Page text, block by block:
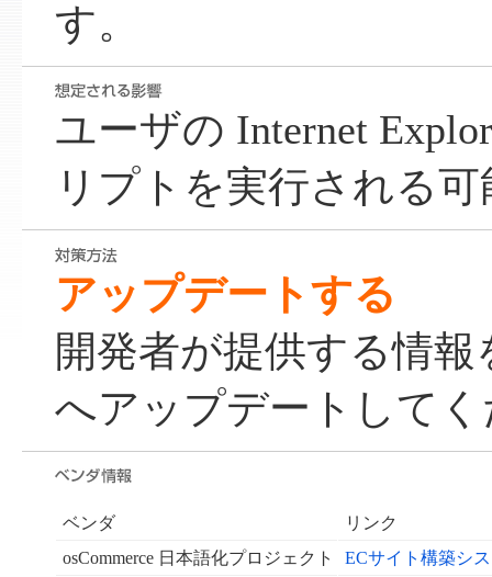
す。
ユーザの Internet
リプトを実行される
アップデートする
開発者が提供する情
へアップデートして
ベンダ
リンク
osCommerce 日本語化プロジェクト
ECサイト構築シ